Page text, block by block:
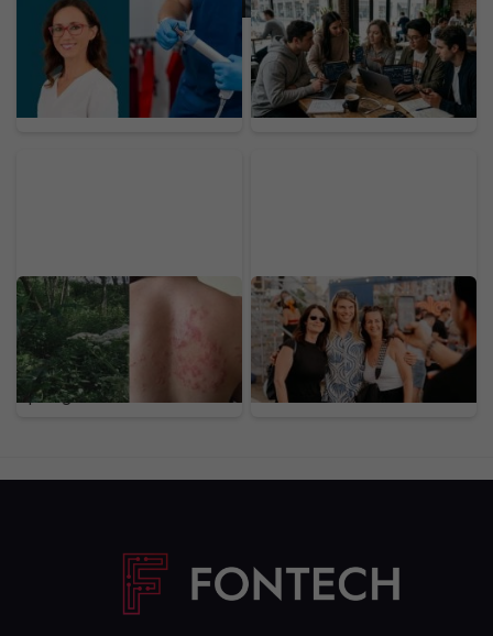
Lekárka prezrádza: Tieto
vyšetrenia by si vo veku
30, 40, 50 a 60 rokoch
mal absolvovať, dokážu
odhaliť zákerné
ochorenia
Dôchodok už v 20-ke:
Generácia Z odmieta
drieť do staroby, zavádza
nový trend
Na Slovensku sa šíri
nebezpečný gigant z
Kaukazu: Pozor na
rastlinu, ktorej dotyk
spôsobuje bolestivé
pľuzgiere
Nájdeš sa na našich
fotkách? Toto je
LOVESTREAM deň druhý
očami našej redakcie
(FOTOGALÉRIA)